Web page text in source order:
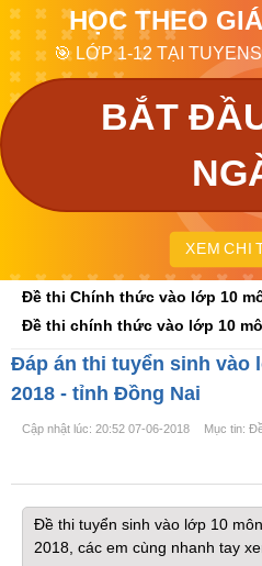
HỌC THEO
🎯 LỚP 1-12 TẠI
BẮT
XEM CHI
Đề thi Chính thức vào lớp 10
Đề thi chính thức vào lớp 10
Đáp án thi tuyển sinh vào
2018 - tỉnh Đồng Nai
Cập nhật lúc: 20:52 07-06-2018 Mục tin:
Đề thi tuyển sinh vào lớp 10
2018, các em cùng nhanh tay